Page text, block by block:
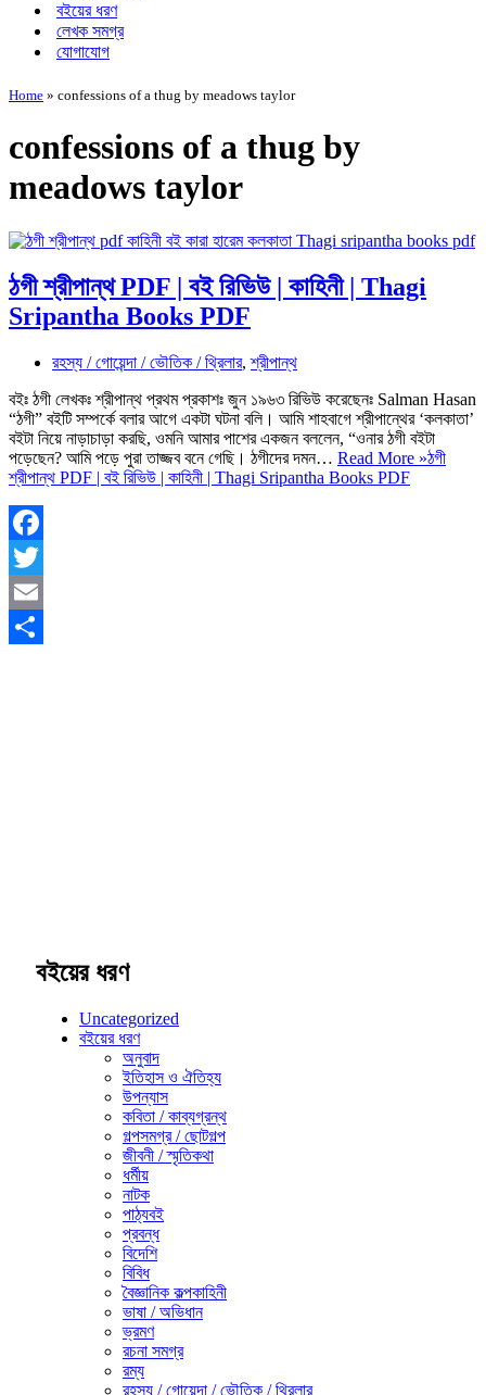
বইয়ের ধরণ
লেখক সমগ্র
যোগাযোগ
Home » confessions of a thug by meadows taylor
confessions of a thug by
meadows taylor
ঠগী শ্রীপান্থ PDF | বই রিভিউ | কাহিনী | Thagi
Sripantha Books PDF
রহস্য / গোয়েন্দা / ভৌতিক / থ্রিলার,শ্রীপান্থ
বইঃ ঠগী লেখকঃ শ্রীপান্থ প্রথম প্রকাশঃ জুন ১৯৬৩ রিভিউ করেছেনঃ Salman Hasan
“ঠগী” বইটি সম্পর্কে বলার আগে একটা ঘটনা বলি। আমি শাহবাগে শ্রীপান্থের ‘কলকাতা’
বইটা নিয়ে নাড়াচাড়া করছি, ওমনি আমার পাশের একজন বললেন, “ওনার ঠগী বইটা
পড়েছেন? আমি পড়ে পুরা তাজ্জব বনে গেছি। ঠগীদের দমন… Read More »ঠগী
শ্রীপান্থ PDF | বই রিভিউ | কাহিনী | Thagi Sripantha Books PDF
Facebook
Twitter
Email
বইয়ের ধরণ
Uncategorized
বইয়ের ধরণ
অনুবাদ
ইতিহাস ও ঐতিহ্য
উপন্যাস
কবিতা / কাব্যগ্রন্থ
গল্পসমগ্র / ছোটগল্প
জীবনী / স্মৃতিকথা
ধর্মীয়
নাটক
পাঠ্যবই
প্রবন্ধ
বিদেশি
বিবিধ
বৈজ্ঞানিক কল্পকাহিনী
ভাষা / অভিধান
ভ্রমণ
রচনা সমগ্র
রম্য
রহস্য / গোয়েন্দা / ভৌতিক / থ্রিলার